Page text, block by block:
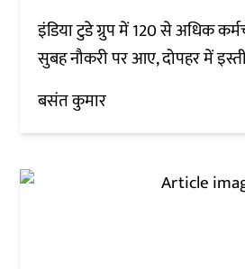
इंडिया टुडे ग्रुप में 120 से अधिक
सुबह नौकरी पर आए, दोपहर में
बसंत कुमार